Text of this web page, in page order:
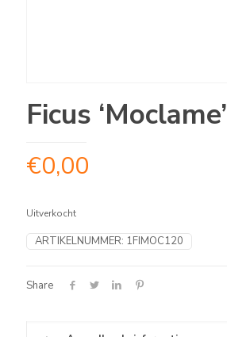
Ficus ‘Moclame’
€0,00
Uitverkocht
ARTIKELNUMMER: 1FIMOC120
Share